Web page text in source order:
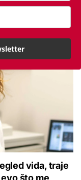
vida, traje
što me